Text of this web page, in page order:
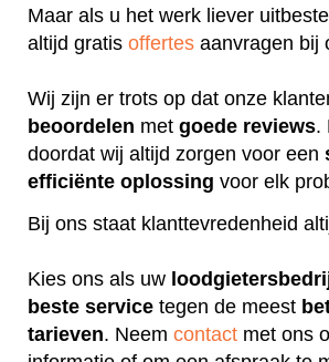
Maar als u het werk liever
altijd gratis offertes aanvragen bij
Wij zijn er trots op dat onze
beoordelen met goede reviews.
doordat wij altijd zorgen voor een
efficiënte oplossing voor elk
Bij ons staat klanttevredenheid
Kies ons als uw
beste service tegen de meest
tarieven. Neem contact met ons